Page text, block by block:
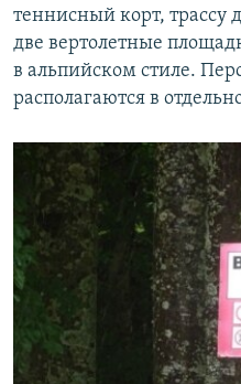
теннисный корт, трассу
две вертолетные
в альпийском стиле.
располагаются в